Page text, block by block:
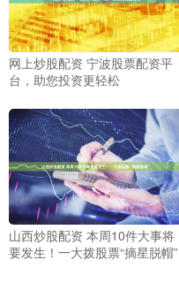
网上炒股配资 宁波股票配资平
台，助您投资更轻松
山西炒股配资 本周10件大事将
要发生！一大拨股票“摘星脱帽”